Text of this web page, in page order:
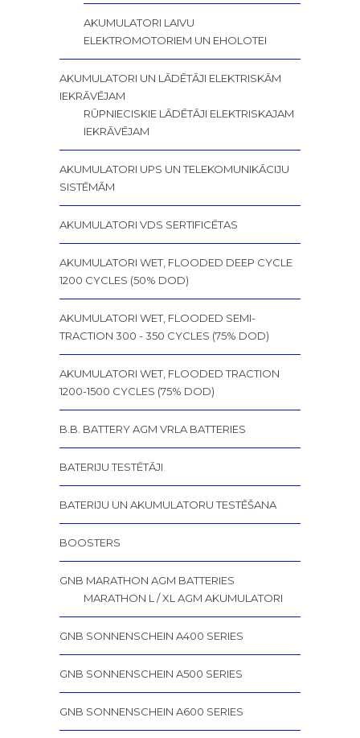
AKUMULATORI LAIVU
ELEKTROMOTORIEM UN EHOLOTEI
AKUMULATORI UN LĀDĒTĀJI ELEKTRISKĀM
IEKRĀVĒJAM
RŪPNIECISKIE LĀDĒTĀJI ELEKTRISKAJAM
IEKRĀVĒJAM
AKUMULATORI UPS UN TELEKOMUNIKĀCIJU
SISTĒMĀM
AKUMULATORI VDS SERTIFICĒTAS
AKUMULATORI WET, FLOODED DEEP CYCLE
1200 CYCLES (50% DOD)
AKUMULATORI WET, FLOODED SEMI-
TRACTION 300 - 350 CYCLES (75% DOD)
AKUMULATORI WET, FLOODED TRACTION
1200-1500 CYCLES (75% DOD)
B.B. BATTERY AGM VRLA BATTERIES
BATERIJU TESTĒTĀJI
BATERIJU UN AKUMULATORU TESTĒŠANA
BOOSTERS
GNB MARATHON AGM BATTERIES
MARATHON L / XL AGM AKUMULATORI
GNB SONNENSCHEIN A400 SERIES
GNB SONNENSCHEIN A500 SERIES
GNB SONNENSCHEIN A600 SERIES